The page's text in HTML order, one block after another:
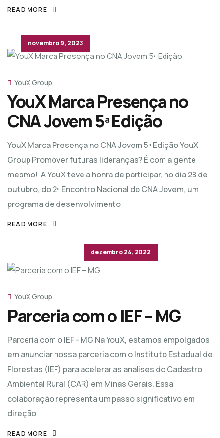
READ MORE
YouX Group
YouX Marca Presença no
CNA Jovem 5ª Edição
YouX Marca Presença no CNA Jovem 5ª Edição YouX
Group Promover futuras lideranças? É com a gente
mesmo! A YouX teve a honra de participar, no dia 28 de
outubro, do 2º Encontro Nacional do CNA Jovem, um
programa de desenvolvimento
READ MORE
novembro 9, 2023
YouX Group
Parceria com o IEF – MG
Parceria com o IEF - MG Na YouX, estamos empolgados
em anunciar nossa parceria com o Instituto Estadual de
Florestas (IEF) para acelerar as análises do Cadastro
Ambiental Rural (CAR) em Minas Gerais. Essa
colaboração representa um passo significativo em
direção
READ MORE
dezembro 24, 2022